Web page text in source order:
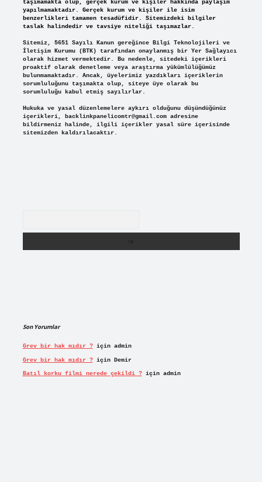
taşımamakta olup, gerçek kurum ve kişiler hakkında paylaşım
yapılmamaktadır. Gerçek kurum ve kişiler ile isim
benzerlikleri tamamen tesadüfidir. Sitemizdeki bilgiler
taslak halindedir ve tavsiye niteliği taşımazlar.
Sitemiz, 5651 Sayılı Kanun gereğince Bilgi Teknolojileri ve
İletişim Kurumu (BTK) tarafından onaylanmış bir Yer Sağlayıcı
olarak hizmet vermektedir. Bu nedenle, sitedeki içerikleri
proaktif olarak denetleme veya araştırma yükümlülüğümüz
bulunmamaktadır. Ancak, üyelerimiz yazdıkları içeriklerin
sorumluluğunu taşımakta olup, siteye üye olarak bu
sorumluluğu kabul etmiş sayılırlar.
Hukuka ve yasal düzenlemelere aykırı olduğunu düşündüğünüz
içerikleri, backlinkpanelicomtr@gmail.comadresine
bildirmeniz halinde, ilgili içerikler yasal süre içerisinde
sitemizden kaldırılacaktır.
Son Yorumlar
Grev bir hak mıdır ?için admin
Grev bir hak mıdır ?için Demir
Batıl korku filmi nerede çekildi ?için admin